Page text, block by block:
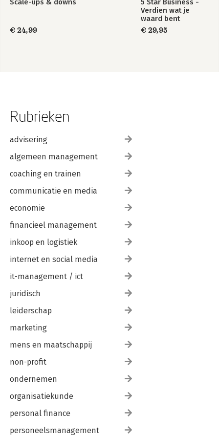
Scale-ups & downs
€ 24,99
5 Star Business -
Verdien wat je
waard bent
€ 29,95
Rubrieken
advisering
algemeen management
coaching en trainen
communicatie en media
economie
financieel management
inkoop en logistiek
internet en social media
it-management / ict
juridisch
leiderschap
marketing
mens en maatschappij
non-profit
ondernemen
organisatiekunde
personal finance
personeelsmanagement